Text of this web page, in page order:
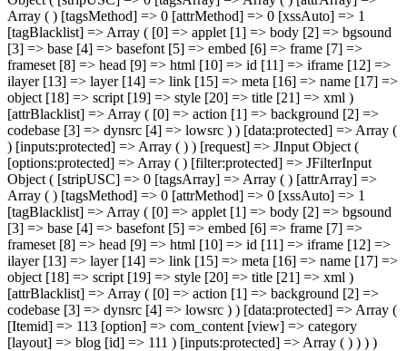
Array ( ) [tagsMethod] => 0 [attrMethod] => 0 [xssAuto] => 1
[tagBlacklist] => Array ( [0] => applet [1] => body [2] => bgsound
[3] => base [4] => basefont [5] => embed [6] => frame [7] =>
frameset [8] => head [9] => html [10] => id [11] => iframe [12] =>
ilayer [13] => layer [14] => link [15] => meta [16] => name [17] =>
object [18] => script [19] => style [20] => title [21] => xml )
[attrBlacklist] => Array ( [0] => action [1] => background [2] =>
codebase [3] => dynsrc [4] => lowsrc ) ) [data:protected] => Array (
) [inputs:protected] => Array ( ) ) [request] => JInput Object (
[options:protected] => Array ( ) [filter:protected] => JFilterInput
Object ( [stripUSC] => 0 [tagsArray] => Array ( ) [attrArray] =>
Array ( ) [tagsMethod] => 0 [attrMethod] => 0 [xssAuto] => 1
[tagBlacklist] => Array ( [0] => applet [1] => body [2] => bgsound
[3] => base [4] => basefont [5] => embed [6] => frame [7] =>
frameset [8] => head [9] => html [10] => id [11] => iframe [12] =>
ilayer [13] => layer [14] => link [15] => meta [16] => name [17] =>
object [18] => script [19] => style [20] => title [21] => xml )
[attrBlacklist] => Array ( [0] => action [1] => background [2] =>
codebase [3] => dynsrc [4] => lowsrc ) ) [data:protected] => Array (
[Itemid] => 113 [option] => com_content [view] => category
[layout] => blog [id] => 111 ) [inputs:protected] => Array ( ) ) ) )